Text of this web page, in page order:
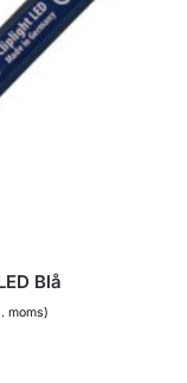
Blå
moms)